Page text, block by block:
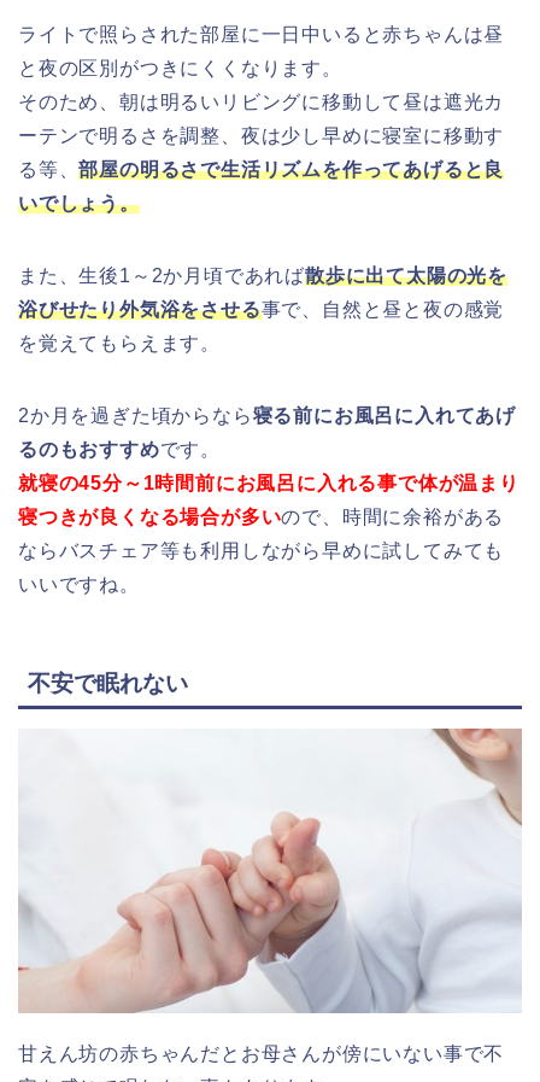
ライトで照らされた部屋に一日中いると赤ちゃんは昼
と夜の区別がつきにくくなります。
そのため、朝は明るいリビングに移動して昼は遮光カ
ーテンで明るさを調整、夜は少し早めに寝室に移動す
る等、部屋の明るさで生活リズムを作ってあげると良
いでしょう。
また、生後1～2か月頃であれば散歩に出て太陽の光を
浴びせたり外気浴をさせる事で、自然と昼と夜の感覚
を覚えてもらえます。
2か月を過ぎた頃からなら寝る前にお風呂に入れてあげ
るのもおすすめです。
就寝の45分～1時間前にお風呂に入れる事で体が温まり
寝つきが良くなる場合が多いので、時間に余裕がある
ならバスチェア等も利用しながら早めに試してみても
いいですね。
不安で眠れない
甘えん坊の赤ちゃんだとお母さんが傍にいない事で不